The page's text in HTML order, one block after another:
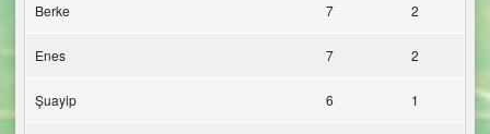
Berke 7 2
Enes 7 2
Şuayip 6 1